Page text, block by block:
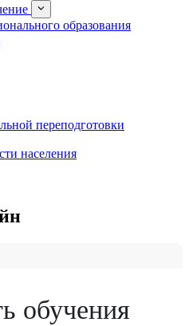
образования
переподготовки
населения
обучения